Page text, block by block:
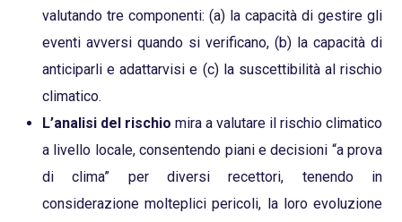
valutando tre componenti: (a) la capacità di gestire gli
eventi avversi quando si verificano, (b) la capacità di
anticiparli e adattarvisi e (c) la suscettibilità al rischio
climatico.
L’analisi del rischio mira a valutare il rischio climatico
a livello locale, consentendo piani e decisioni “a prova
di clima” per diversi recettori, tenendo in
considerazione molteplici pericoli, la loro evoluzione